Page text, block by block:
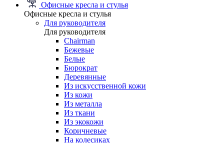
Офисные кресла и стулья
Офисные кресла и стулья
Для руководителя
Для руководителя
Chairman
Бежевые
Белые
Бюрократ
Деревянные
Из искусственной кожи
Из кожи
Из металла
Из ткани
Из экокожи
Коричневые
На колесиках